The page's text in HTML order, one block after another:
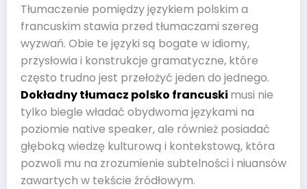
Tłumaczenie pomiędzy językiem polskim a
francuskim stawia przed tłumaczami szereg
wyzwań. Obie te języki są bogate w idiomy,
przysłowia i konstrukcje gramatyczne, które
często trudno jest przełożyć jeden do jednego.
Dokładny tłumacz polsko francuski musi nie
tylko biegle władać obydwoma językami na
poziomie native speaker, ale również posiadać
głęboką wiedzę kulturową i kontekstową, która
pozwoli mu na zrozumienie subtelności i niuansów
zawartych w tekście źródłowym.